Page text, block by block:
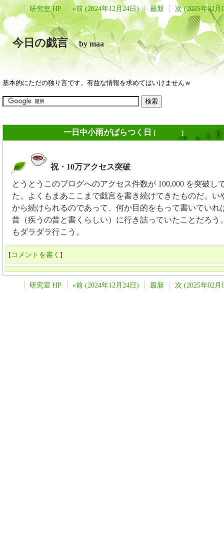
研究室 HP «前 (2024年12月24日) 最新 次 (2025年02月
今日の戯言by maa
基本的にただの独り言です。有益な情報を求めてはいけませんｗ
一日中小雨がぱらつく日 [ ]
祝・10万アクセス突破
とうとうこのブログへのアクセス件数が 100,000 を突破し
た。よくもまあここまで戯言を書き続けてきたものだ。い
から続けられるのであって、何か目的をもって書いていれ
昔（疾うの昔と書くらしい）に行き詰っていたことだろう
もダラダラ行こう。
[コメントを書く ]
研究室 HP «前 (2024年12月24日) 最新 次 (2025年02月